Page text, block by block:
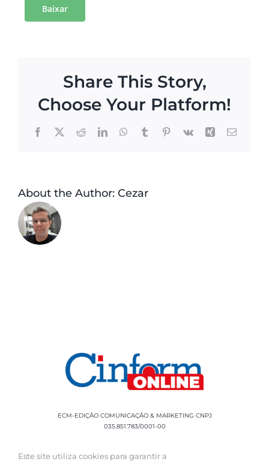
Baixar
Share This Story,
Choose Your Platform!
Facebook
X RedditLinkedInWhatsApp
TumblrPinterest
Vk Xing Email
About the Author: Cezar
ECM-EDIÇÃO COMUNICAÇÃO & MARKETING CNPJ
035.851.783/0001-00
Rua Sílvio Cesar Leite, 90 Salgado Filho -
Aracaju, SE, CEP: 49020-060 Fone: +55 79
Este site utiliza cookies para garantir a